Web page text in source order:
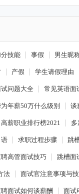
技能 事假 男生昵
产假 学生请假理由
问题大全 常见英语面
年薪50万什么级别 谈
高薪职业排行榜2021
求职过程步骤 跳
聘高管面试技巧 跳槽面
法 面试官注意事项与
聘面试如何谈薪酬 面试